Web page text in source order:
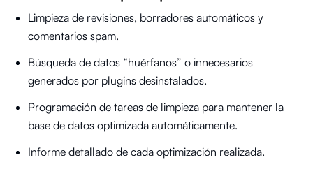
Limpieza de revisiones, borradores automáticos y
comentarios spam.
Búsqueda de datos “huérfanos” o innecesarios
generados por plugins desinstalados.
Programación de tareas de limpieza para mantener la
base de datos optimizada automáticamente.
Informe detallado de cada optimización realizada.